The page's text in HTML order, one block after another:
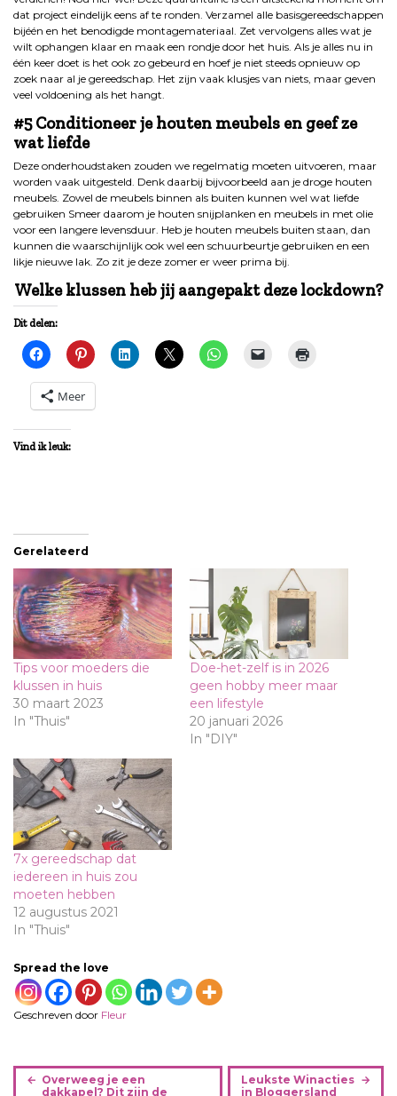
dat project eindelijk eens af te ronden. Verzamel alle basisgereedschappen
bijéén en het benodigde montagemateriaal. Zet vervolgens alles wat je
wilt ophangen klaar en maak een rondje door het huis. Als je alles nu in
één keer doet is het ook zo gebeurd en hoef je niet steeds opnieuw op
zoek naar al je gereedschap. Het zijn vaak klusjes van niets, maar geven
veel voldoening als het hangt.
#5 Conditioneer je houten meubels en geef ze
wat liefde
Deze onderhoudstaken zouden we regelmatig moeten uitvoeren, maar
worden vaak uitgesteld. Denk daarbij bijvoorbeeld aan je droge houten
meubels. Zowel de meubels binnen als buiten kunnen wel wat liefde
gebruiken Smeer daarom je houten snijplanken en meubels in met olie
voor een langere levensduur. Heb je houten meubels buiten staan, dan
kunnen die waarschijnlijk ook wel een schuurbeurtje gebruiken en een
likje nieuwe lak. Zo zit je deze zomer er weer prima bij.
Welke klussen heb jij aangepakt deze lockdown?
Dit delen:
Meer
Vind ik leuk:
Gerelateerd
Tips voor moeders die
klussen in huis
30 maart 2023
In "Thuis"
Doe-het-zelf is in 2026
geen hobby meer maar
een lifestyle
20 januari 2026
In "DIY"
7x gereedschap dat
iedereen in huis zou
moeten hebben
12 augustus 2021
In "Thuis"
Spread the love
Geschreven door Fleur
B
Overweeg je een
dakkapel? Dit zijn de
Leukste Winacties
in Bloggersland